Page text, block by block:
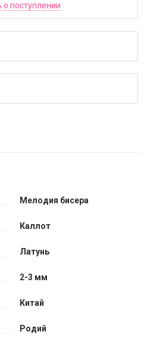
поступлении
Мелодия бисера
Каллот
Латунь
2-3 мм
Китай
Родий